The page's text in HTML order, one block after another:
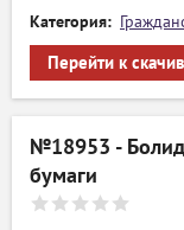
Категория:
Перейти к
№18953 -
бумаги